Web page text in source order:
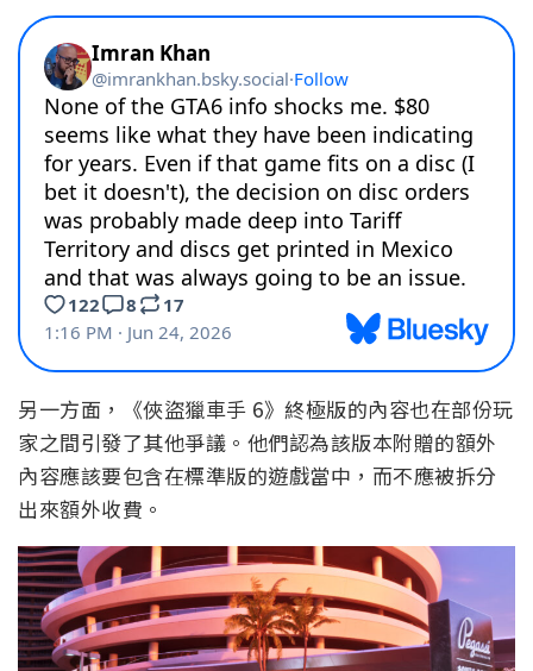
另一方面，《俠盜獵車手 6》終極版的內容也在部份玩
家之間引發了其他爭議。他們認為該版本附贈的額外
內容應該要包含在標準版的遊戲當中，而不應被拆分
出來額外收費。